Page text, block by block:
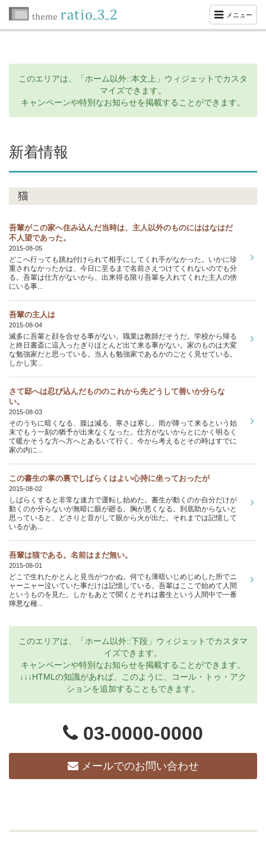
メニュー
このエリアは、「ホーム以外::本文上」ウィジェットでカスタ
マイズできます。
キャンペーンや特別なお知らせを掲載することができます。
新着情報
猫
吾輩がこの家へ住み込んだ当時は、主人以外のものにははなはだ
不人望であった。
2015-08-05
どこへ行っても跳ね付けられて相手にしてくれ手がなかった。いかに珍
重されなかったかは、今日に至るまで名前さえつけてくれないのでも分
る。吾輩は仕方がないから、出来得る限り吾輩を入れてくれた主人の傍
にいる事...
吾輩の主人は
2015-08-04
滅多に吾輩と顔を合せる事がない。職業は教師だそうだ。学校から帰る
と終日書斎に這入ったぎりほとんど出て来る事がない。家のものは大変
な勉強家だと思っている。当人も勉強家であるかのごとく見せている。
しかし実...
さて邸へは忍び込んだもののこれから先どうして善いか分らな
い。
2015-08-03
そのうちに暗くなる、腹は減る、寒さは寒し、雨が降って来るという始
末でもう一刻の猶予が出来なくなった。仕方がないからとにかく明るく
て暖かそうな方へ方へとあるいて行く。今から考えるとその時はすでに
家の内に...
この書生の掌の裏でしばらくはよい心持に坐っておったが
2015-08-02
しばらくすると非常な速力で運転し始めた。書生が動くのか自分だけが
動くのか分らないが無暗に眼が廻る。胸が悪くなる。到底助からないと
思っていると、どさりと音がして眼から火が出た。それまでは記憶して
いるがあ...
吾輩は猫である。名前はまだ無い。
2015-08-01
どこで生れたかとんと見当がつかぬ。何でも薄暗いじめじめした所でニ
ャーニャー泣いていた事だけは記憶している。吾輩はここで始めて人間
というものを見た。しかもあとで聞くとそれは書生という人間中で一番
獰悪な種...
このエリアは、「ホーム以外::下段」ウィジェットでカスタマ
イズできます。
キャンペーンや特別なお知らせを掲載することができます。
↓↓↓HTMLの知識があれば、このように、コール・トゥ・アク
ションを追加することもできます。
03-0000-0000
メールでのお問い合わせ